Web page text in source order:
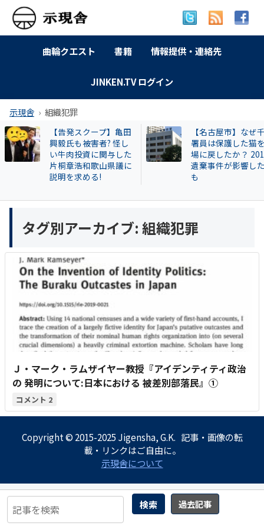
曲輪クエスト 書籍 情報提供・連絡先
JINKEN.TV ログイン
示現舎 組織犯罪
【告発スクープ】亀田
興毅氏も被害者? 怪し
い牛肉投資に関与した
片桐章浩和歌山県議に
説明を求める!
【名古屋市】なぜ
署員は保護した猫
場に戻したか？
遺棄事件が影響し
も
検索 過去記事
タグ別アーカイブ: 組織犯罪
Ｊ・マーク・ラムザイヤー教授『アイデンティティ政治
の 発明について:日本における 被差別部落民』①
2
Copyright © 2015-2025 Jigensha, G.K. 記事・画像の転
載・リンクはご自由に。
示現舎について